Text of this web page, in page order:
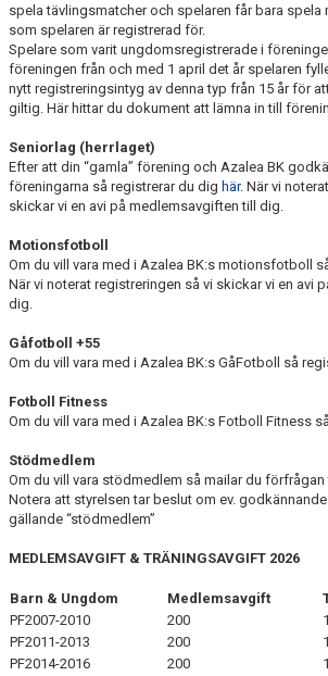
spela tävlingsmatcher och spelaren får bara spela
som spelaren är registrerad för.
Spelare som varit ungdomsregistrerade i
föreningen från och med 1 april det år spelaren
nytt registreringsintyg av denna typ från 15 år för
giltig. Här hittar du dokument att lämna in till
Seniorlag (herrlaget)
Efter att din “gamla” förening och Azalea BK
föreningarna så registrerar du dig här. När vi
skickar vi en avi på medlemsavgiften till dig.
Motionsfotboll
Om du vill vara med i Azalea BK:s motionsfotboll
När vi noterat registreringen så vi skickar vi en avi
dig.
Gåfotboll +55
Om du vill vara med i Azalea BK:s GåFotboll så
Fotboll Fitness
Om du vill vara med i Azalea BK:s Fotboll Fitness
Stödmedlem
Om du vill vara stödmedlem så mailar du
Notera att styrelsen tar beslut om ev.
gällande “stödmedlem”
MEDLEMSAVGIFT & TRÄNINGSAVGIFT 2026
Barn & Ungdom Medlemsavgift
PF2007-2010
200
PF2011-2013
200
PF2014-2016
200